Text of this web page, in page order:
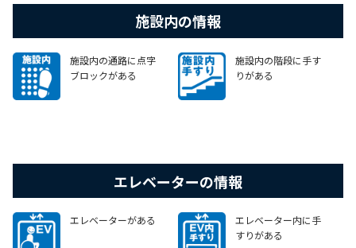
施設内の情報
施設内の通路に点字
ブロックがある
施設内の階段に手す
りがある
エレベーターの情報
エレベーターがある
エレベーター内に手
すりがある